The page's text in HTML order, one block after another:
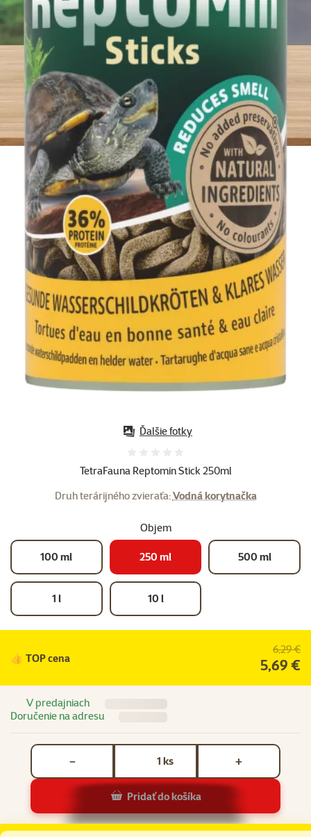
TetraFauna Reptomin Stick 250ml
Druh terárijného zvieraťa:Vodná korytnačka
Objem
100 ml 250 ml 500 ml
1 l 10 l
👍 TOP cena
6,29 €
5,69 €
V predajniach
Doručenie na adresu
ks
− +
Pridať do košíka
Ďalšie fotky